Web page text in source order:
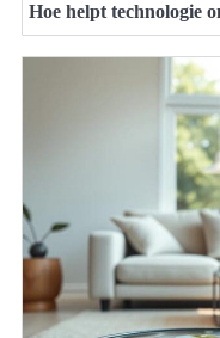
Hoe helpt technologie